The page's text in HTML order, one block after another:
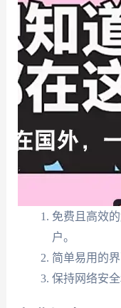
免费且高效
户。
简单易用的
保持网络安